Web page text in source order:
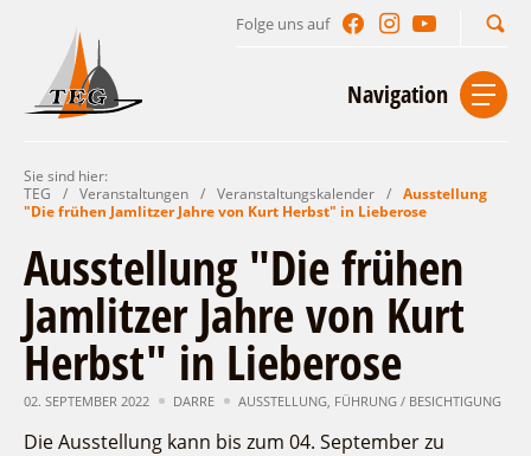
Folge uns auf
Navigation
Start Kontakt
Urlaub im Leichhardt Land
Reisegebiet
Lieblingsorte
Freizeit und Erholung
Auf & im Wasser
Per Rad
Sehenswertes
Naturlehrpfad Ludwig Leichhardt
Unterkünfte finden
Gastgeberverzeichnis
Gastronomie
Camping
Ferienhaus- und Campingpark „Ludwig
Leichhardt“
Veranstaltungen
Sie sind hier:
TEG
/ Veranstaltungen / Veranstaltungskalender / Ausstellung
"Die frühen Jamlitzer Jahre von Kurt Herbst" in Lieberose
Ausstellung "Die frühen
Jamlitzer Jahre von Kurt
Herbst" in Lieberose
02. SEPTEMBER 2022 DARRE AUSSTELLUNG, FÜHRUNG / BESICHTIGUNG
Die Ausstellung kann bis zum 04. September zu